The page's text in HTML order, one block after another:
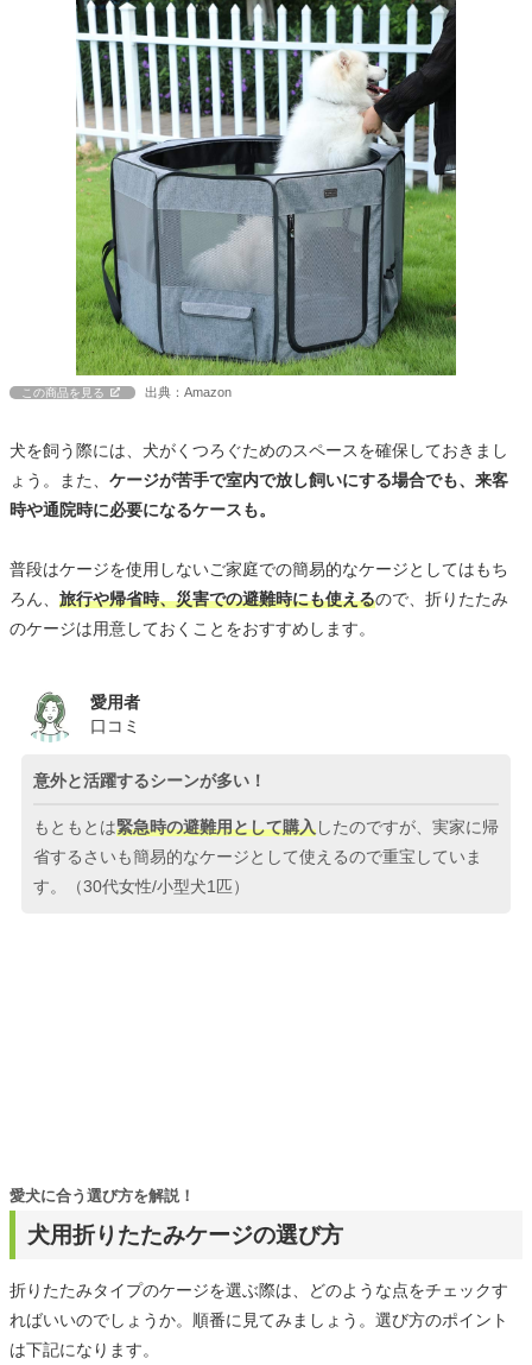
この商品を見る 出典：Amazon
犬を飼う際には、犬がくつろぐためのスペースを確保しておきまし
ょう。また、 ケージが苦手で室内で放し飼いにする場合でも、来客
時や通院時に必要になるケースも。
普段はケージを使用しないご家庭での簡易的なケージとしてはもち
ろん、 旅行や帰省時、災害での避難時にも使えるので、折りたたみ
のケージは用意しておくことをおすすめします。
愛用者
口コミ
意外と活躍するシーンが多い！
もともとは緊急時の避難用として購入したのですが、実家に帰
省するさいも簡易的なケージとして使えるので重宝していま
す。（30代女性/小型犬1匹）
犬用折りたたみケージの選び方
愛犬に合う選び方を解説！
折りたたみタイプのケージを選ぶ際は、どのような点をチェックす
ればいいのでしょうか。順番に見てみましょう。選び方のポイント
は下記になります。